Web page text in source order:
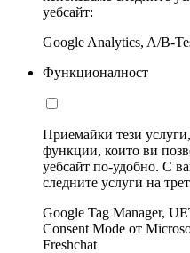
уебсайт:
Google Analytics, A/B-
Функционалност
Приемайки тези
функции, които ви
уебсайт по-удобно. С
следните услуги на
Google Tag Manager,
Consent Mode от
Freshchat